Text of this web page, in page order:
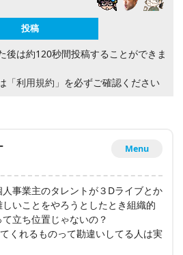
は約120秒間投稿することができま
「利用規約」 を必ずご確認ください
Menu
事業主のタレントが３Dライブとか
いことをやろうとしたとき組織的
立ち位置じゃないの？
くれるものって勘違いしてる人は実